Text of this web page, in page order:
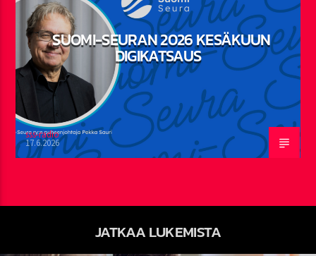
SUOMI-SEURAN 2026 KESÄKUUN
DIGIKATSAUS
sss-radio
17.6.2026
JATKAA LUKEMISTA